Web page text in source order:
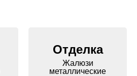
Отделка
Жалюзи
металлические